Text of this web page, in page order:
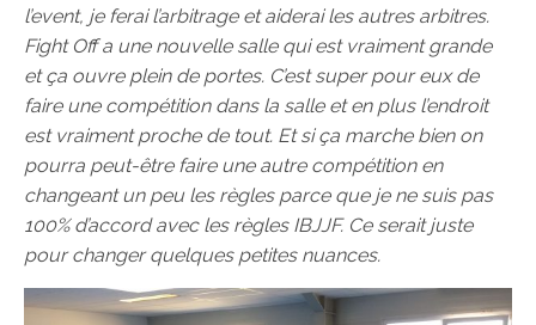
l’event, je ferai l’arbitrage et aiderai les autres arbitres.
Fight Off a une nouvelle salle qui est vraiment grande
et ça ouvre plein de portes. C’est super pour eux de
faire une compétition dans la salle et en plus l’endroit
est vraiment proche de tout. Et si ça marche bien on
pourra peut-être faire une autre compétition en
changeant un peu les règles parce que je ne suis pas
100% d’accord avec les règles IBJJF. Ce serait juste
pour changer quelques petites nuances.